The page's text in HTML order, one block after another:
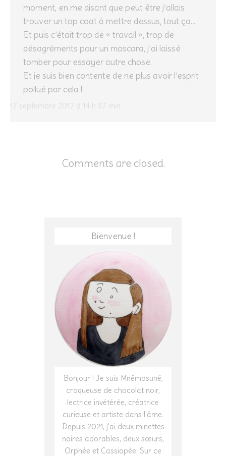
17 septembre 2017 à 14 h 37 min
moment, en me disant que peut être j’allais
trouver un top coat à mettre dessus, tout ça…
Et puis c’était trop de « travail », trop de
désagréments pour un mascara, j’ai laissé
tomber pour essayer autre chose.
Et je suis bien contente de ne plus avoir l’esprit
pollué par cela !
Comments are closed.
Bienvenue !
Bonjour ! Je suis Mnêmosunê,
croqueuse de chocolat noir,
lectrice invétérée, créatrice
curieuse et artiste dans l'âme.
Depuis 2021, j'ai deux minettes
noires adorables, deux sœurs,
Orphée et Cassiopée. Sur ce